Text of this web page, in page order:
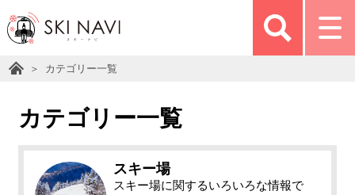
カテゴリー一覧
カテゴリー一覧
スキー場
スキー場に関するいろいろな情報で